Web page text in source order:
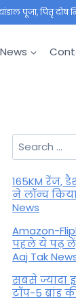
पूजा, पितृ दोष
News
Search
for:
165KM रेंज,
ने लॉन्च
News
Amazon-
पहले ये पढ़
Aaj Tak
सबसे ज्यादा
टॉप-5 ब्रांड